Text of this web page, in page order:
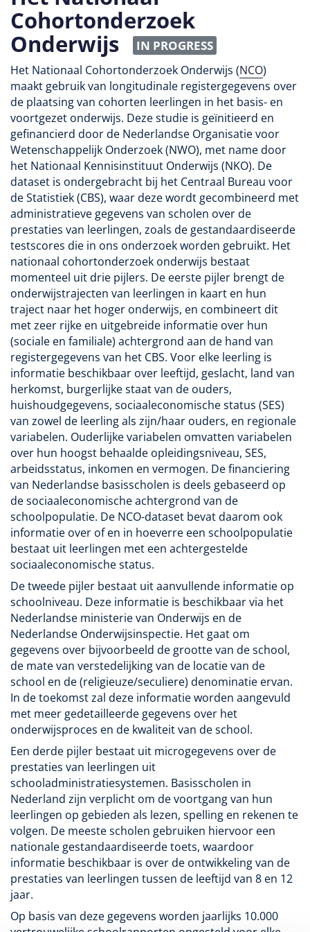
Cohortonderzoek
Onderwijs IN PROGRESS
Het Nationaal Cohortonderzoek Onderwijs (NCO)
maakt gebruik van longitudinale registergegevens over
de plaatsing van cohorten leerlingen in het basis- en
voortgezet onderwijs. Deze studie is geïnitieerd en
gefinancierd door de Nederlandse Organisatie voor
Wetenschappelijk Onderzoek (NWO), met name door
het Nationaal Kennisinstituut Onderwijs (NKO). De
dataset is ondergebracht bij het Centraal Bureau voor
de Statistiek (CBS), waar deze wordt gecombineerd met
administratieve gegevens van scholen over de
prestaties van leerlingen, zoals de gestandaardiseerde
testscores die in ons onderzoek worden gebruikt. Het
nationaal cohortonderzoek onderwijs bestaat
momenteel uit drie pijlers. De eerste pijler brengt de
onderwijstrajecten van leerlingen in kaart en hun
traject naar het hoger onderwijs, en combineert dit
met zeer rijke en uitgebreide informatie over hun
(sociale en familiale) achtergrond aan de hand van
registergegevens van het CBS. Voor elke leerling is
informatie beschikbaar over leeftijd, geslacht, land van
herkomst, burgerlijke staat van de ouders,
huishoudgegevens, sociaaleconomische status (SES)
van zowel de leerling als zijn/haar ouders, en regionale
variabelen. Ouderlijke variabelen omvatten variabelen
over hun hoogst behaalde opleidingsniveau, SES,
arbeidsstatus, inkomen en vermogen. De financiering
van Nederlandse basisscholen is deels gebaseerd op
de sociaaleconomische achtergrond van de
schoolpopulatie. De NCO-dataset bevat daarom ook
informatie over of en in hoeverre een schoolpopulatie
bestaat uit leerlingen met een achtergestelde
sociaaleconomische status.
De tweede pijler bestaat uit aanvullende informatie op
schoolniveau. Deze informatie is beschikbaar via het
Nederlandse ministerie van Onderwijs en de
Nederlandse Onderwijsinspectie. Het gaat om
gegevens over bijvoorbeeld de grootte van de school,
de mate van verstedelijking van de locatie van de
school en de (religieuze/seculiere) denominatie ervan.
In de toekomst zal deze informatie worden aangevuld
met meer gedetailleerde gegevens over het
onderwijsproces en de kwaliteit van de school.
Een derde pijler bestaat uit microgegevens over de
prestaties van leerlingen uit
schooladministratiesystemen. Basisscholen in
Nederland zijn verplicht om de voortgang van hun
leerlingen op gebieden als lezen, spelling en rekenen te
volgen. De meeste scholen gebruiken hiervoor een
nationale gestandaardiseerde toets, waardoor
informatie beschikbaar is over de ontwikkeling van de
prestaties van leerlingen tussen de leeftijd van 8 en 12
jaar.
Op basis van deze gegevens worden jaarlijks 10.000